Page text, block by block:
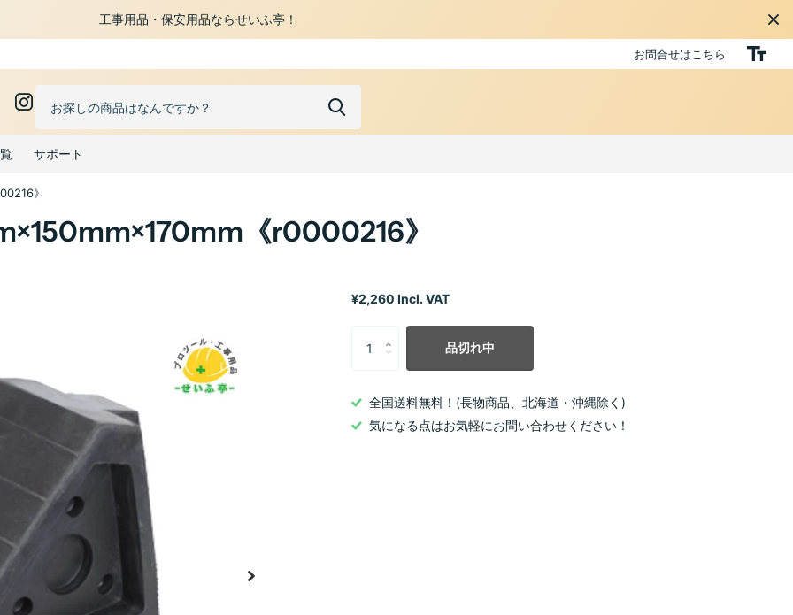
工事用品・保安用品ならせいふ亭！
お問合せはこちら
サポート
》
《r0000216》
¥2,260 Incl. VAT
品切れ中
全国送料無料！(長物商品、北海道・沖縄除く)
気になる点はお気軽にお問い合わせください！